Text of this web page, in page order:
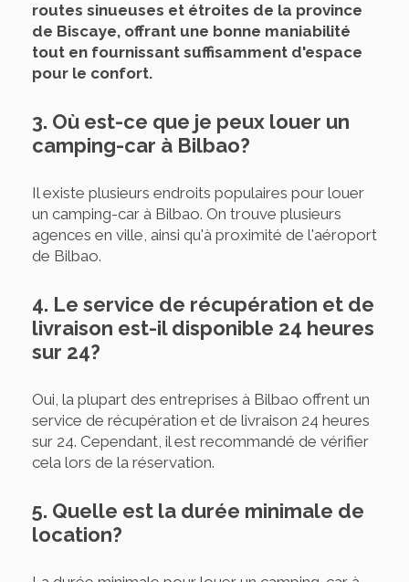
routes sinueuses et étroites de la province
de Biscaye, offrant une bonne maniabilité
tout en fournissant suffisamment d'espace
pour le confort.
3. Où est-ce que je peux louer un
camping-car à Bilbao?
Il existe plusieurs endroits populaires pour louer
un camping-car à Bilbao. On trouve plusieurs
agences en ville, ainsi qu'à proximité de l'aéroport
de Bilbao.
4. Le service de récupération et de
livraison est-il disponible 24 heures
sur 24?
Oui, la plupart des entreprises à Bilbao offrent un
service de récupération et de livraison 24 heures
sur 24. Cependant, il est recommandé de vérifier
cela lors de la réservation.
5. Quelle est la durée minimale de
location?